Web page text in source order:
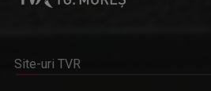
Site-uri TVR